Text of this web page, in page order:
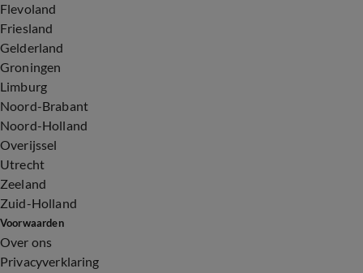
Flevoland
Friesland
Gelderland
Groningen
Limburg
Noord-Brabant
Noord-Holland
Overijssel
Utrecht
Zeeland
Zuid-Holland
Voorwaarden
Over ons
Privacyverklaring